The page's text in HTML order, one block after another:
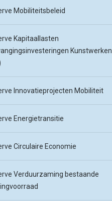
Mobiliteitsbeleid
Kapitaallasten
Kunstwerken
Innovatieprojecten Mobiliteit
Energietransitie
Circulaire Economie
Verduurzaming bestaande